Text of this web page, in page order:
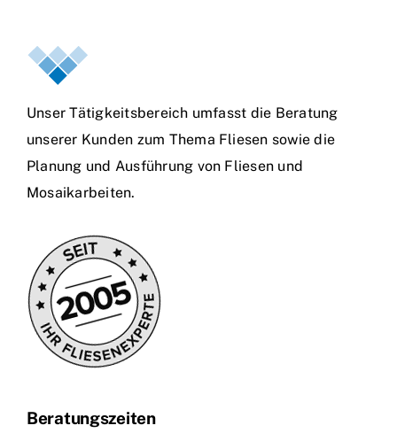
Unser Tätigkeitsbereich umfasst die Beratung
unserer Kunden zum Thema Fliesen sowie die
Planung und Ausführung von Fliesen und
Mosaikarbeiten.
Beratungszeiten